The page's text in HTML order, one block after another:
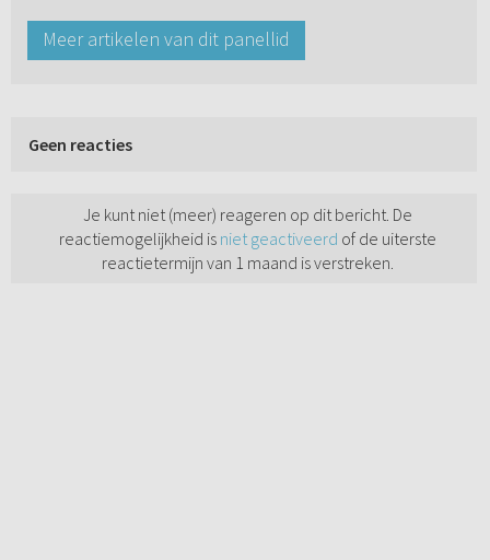
Meer artikelen van dit panellid
Geen reacties
Je kunt niet (meer) reageren op dit bericht. De
reactiemogelijkheid is niet geactiveerd of de uiterste
reactietermijn van 1 maand is verstreken.